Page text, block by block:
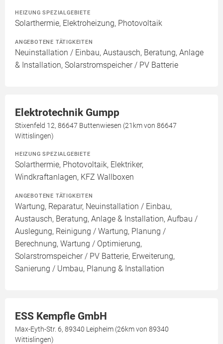
HEIZUNG SPEZIALGEBIETE
Solarthermie, Elektroheizung, Photovoltaik
ANGEBOTENE TÄTIGKEITEN
Neuinstallation / Einbau, Austausch, Beratung, Anlage
& Installation, Solarstromspeicher / PV Batterie
Elektrotechnik Gumpp
Stixenfeld 12, 86647 Buttenwiesen (21km von 86647
Wittislingen)
HEIZUNG SPEZIALGEBIETE
Solarthermie, Photovoltaik, Elektriker,
Windkraftanlagen, KFZ Wallboxen
ANGEBOTENE TÄTIGKEITEN
Wartung, Reparatur, Neuinstallation / Einbau,
Austausch, Beratung, Anlage & Installation, Aufbau /
Auslegung, Reinigung / Wartung, Planung /
Berechnung, Wartung / Optimierung,
Solarstromspeicher / PV Batterie, Erweiterung,
Sanierung / Umbau, Planung & Installation
ESS Kempfle GmbH
Max-Eyth-Str. 6, 89340 Leipheim (26km von 89340
Wittislingen)